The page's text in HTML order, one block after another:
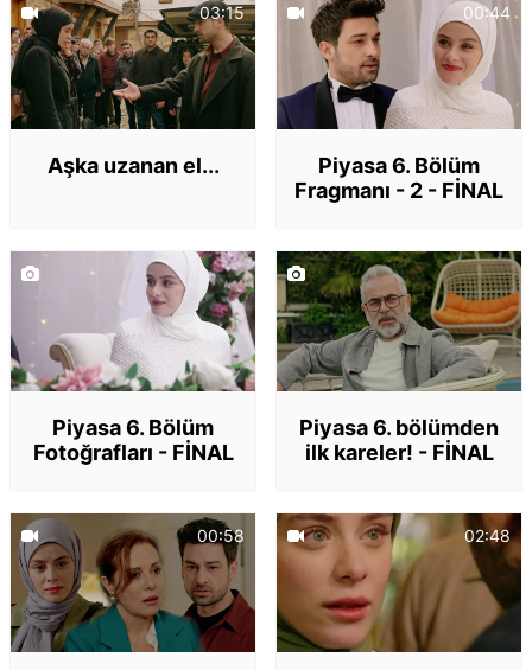
03:15
Aşka uzanan el...
00:44
Piyasa 6. Bölüm
Fragmanı - 2 - FİNAL
Piyasa 6. Bölüm
Fotoğrafları - FİNAL
Piyasa 6. bölümden
ilk kareler! - FİNAL
00:58
02:48